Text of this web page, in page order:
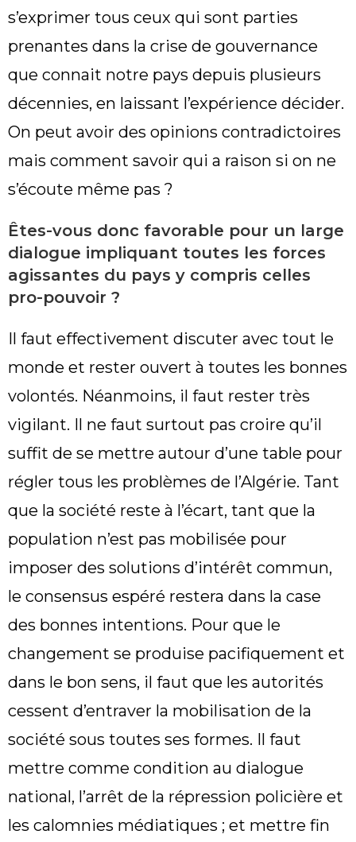
s’exprimer tous ceux qui sont parties
prenantes dans la crise de gouvernance
que connait notre pays depuis plusieurs
décennies, en laissant l’expérience décider.
On peut avoir des opinions contradictoires
mais comment savoir qui a raison si on ne
s’écoute même pas ?
Êtes-vous donc favorable pour un large
dialogue impliquant toutes les forces
agissantes du pays y compris celles
pro-pouvoir ?
Il faut effectivement discuter avec tout le
monde et rester ouvert à toutes les bonnes
volontés. Néanmoins, il faut rester très
vigilant. Il ne faut surtout pas croire qu’il
suffit de se mettre autour d’une table pour
régler tous les problèmes de l’Algérie. Tant
que la société reste à l’écart, tant que la
population n’est pas mobilisée pour
imposer des solutions d’intérêt commun,
le consensus espéré restera dans la case
des bonnes intentions. Pour que le
changement se produise pacifiquement et
dans le bon sens, il faut que les autorités
cessent d’entraver la mobilisation de la
société sous toutes ses formes. Il faut
mettre comme condition au dialogue
national, l’arrêt de la répression policière et
les calomnies médiatiques ; et mettre fin